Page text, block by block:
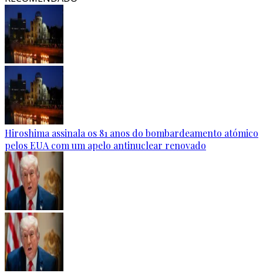
Hiroshima assinala os 81 anos do bombardeamento atómico
pelos EUA com um apelo antinuclear renovado